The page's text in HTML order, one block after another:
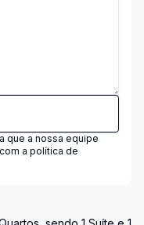
que a nossa equipe
a política de